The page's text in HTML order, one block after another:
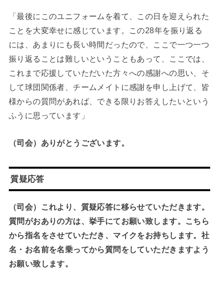
「最後にこのユニフォームを着て、この日を迎えられた
ことを大変幸せに感じています。この28年を振り返る
には、あまりにも長い時間だったので、ここで一つ一つ
振り返ることは難しいということもあって、ここでは、
これまで応援していただいた方々への感謝への思い、そ
して球団関係者、チームメイトに感謝を申し上げて、皆
様からの質問があれば、できる限りお答えしたいという
ふうに思っています」
（司会）ありがとうございます。
質疑応答
（司会）これより、質疑応答に移らせていただきます。
質問がおありの方は、挙手にてお願い致します。こちら
から指名をさせていただき、マイクをお持ちします。社
名・お名前を名乗ってから質問をしていただきますよう
お願い致します。